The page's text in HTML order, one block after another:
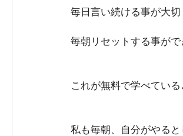
毎日言い続ける事が大切
毎朝リセットする事が
これが無料で学べている
私も毎朝、自分がやる